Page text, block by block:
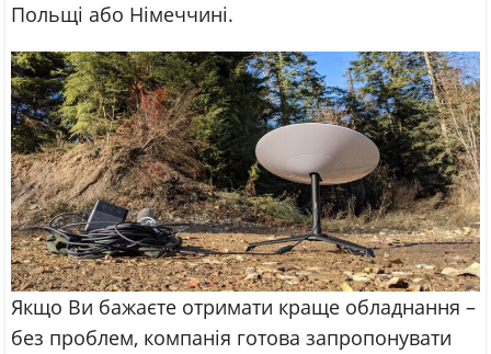
Польщі або Німеччині.
Якщо Ви бажаєте отримати краще обладнання –
без проблем, компанія готова запропонувати